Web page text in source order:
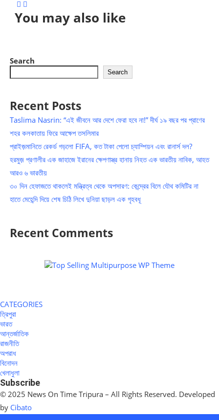
You may also like
Search
Search
Recent Posts
Taslima Nasrin: “এই জীবনে আর দেশে ফেরা হবে না!” দীর্ঘ ১৯ বছর পর প্রাণের
শহর কলকাতায় ফিরে আক্ষেপ তসলিমার
প্রাইজ়মানিতে রেকর্ড গড়লো FIFA, কত টাকা পেলো চ্যাম্পিয়ন এবং রানার্স দল?
হরমুজ় প্রণালীর এক জাহাজে ইরানের ক্ষেপণাস্ত্র হানায় নিহত এক ভারতীয় নাবিক, আহত
আরও ৬ ভারতীয়
৩০ দিন হেফাজতে থাকলেই মন্ত্রিত্ব থেকে অপসারণ: কেন্দ্রের বিলে যৌথ কমিটির না
হাতে মেহেন্দি দিয়ে শেষ চিঠি লিখে দুনিয়া ছাড়ল এক গৃহবধূ
Recent Comments
CATEGORIES
ত্রিপুরা
ভারত
আন্তর্জাতিক
রাজনীতি
অপরাধ
বিনোদন
খেলাধুলা
Subscribe
© 2025 News On Time Tripura – All Rights Reserved. Developed
by Cibato